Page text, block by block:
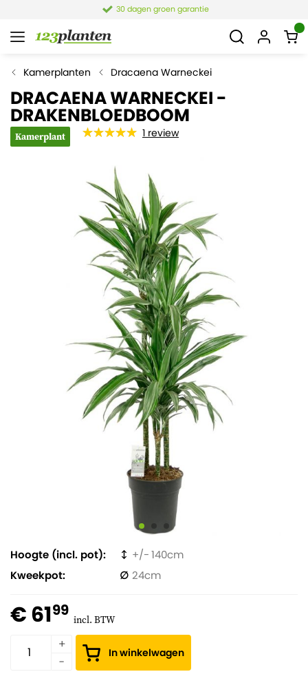
30 dagen groen garantie
Kamerplanten Dracaena Warneckei
DRACAENA WARNECKEI -
DRAKENBLOEDBOOM
Kamerplant 1 review
Hoogte (incl. pot)
140
Kweekpot
24
€ 6199 incl. BTW
In winkelwagen